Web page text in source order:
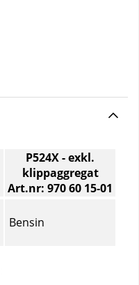
P524X - exkl.
klippaggregat
Art.nr: 970 60 15‑01
Bensin